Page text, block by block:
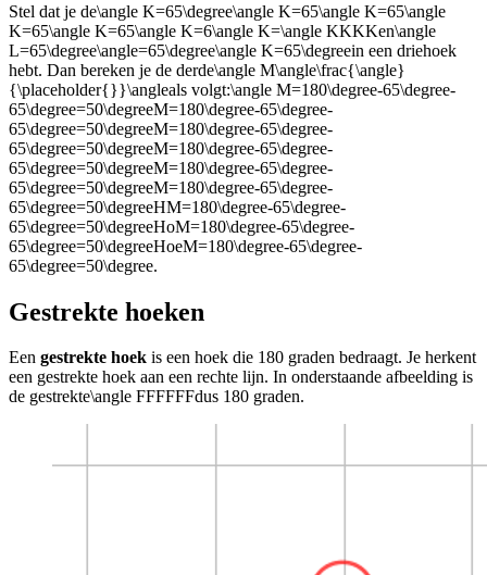
Stel dat je de\angle K=65\degree\angle K=65\angle K=65\angle
K=65\angle K=65\angle K=6\angle K=\angle KKKKen\angle
L=65\degree\angle=65\degree\angle K=65\degreein een driehoek
hebt. Dan bereken je de derde\angle M\angle\frac{\angle}
{\placeholder{}}\angleals volgt:\angle M=180\degree-65\degree-
65\degree=50\degreeM=180\degree-65\degree-
65\degree=50\degreeM=180\degree-65\degree-
65\degree=50\degreeM=180\degree-65\degree-
65\degree=50\degreeM=180\degree-65\degree-
65\degree=50\degreeM=180\degree-65\degree-
65\degree=50\degreeHM=180\degree-65\degree-
65\degree=50\degreeHoM=180\degree-65\degree-
65\degree=50\degreeHoeM=180\degree-65\degree-
65\degree=50\degree.
Gestrekte hoeken
Een gestrekte hoek is een hoek die 180 graden bedraagt. Je herkent
een gestrekte hoek aan een rechte lijn. In onderstaande afbeelding is
de gestrekte\angle FFFFFFdus 180 graden.